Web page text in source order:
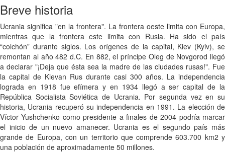
Breve historia
Ucrania significa "en la frontera". La frontera oeste limita con Europa,
mientras que la frontera este limita con Rusia. Ha sido el país
“colchón” durante siglos. Los orígenes de la capital, Kiev (Kyiv), se
remontan al año 482 d.C. En 882, el príncipe Oleg de Novgorod llegó
a declarar "¡Deja que ésta sea la madre de las ciudades rusas!". Fue
la capital de Kievan Rus durante casi 300 años. La independencia
lograda en 1918 fue efímera y en 1934 llegó a ser capital de la
República Socialista Soviética de Ucrania. Por segunda vez en su
historia, Ucrania recuperó su independencia en 1991. La elección de
Víctor Yushchenko como presidente a finales de 2004 podría marcar
el inicio de un nuevo amanecer. Ucrania es el segundo país más
grande de Europa, con un territorio que comprende 603.700 km2 y
una población de aproximadamente 50 millones.